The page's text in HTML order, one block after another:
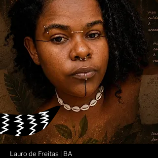
Lauro de Freitas | BA